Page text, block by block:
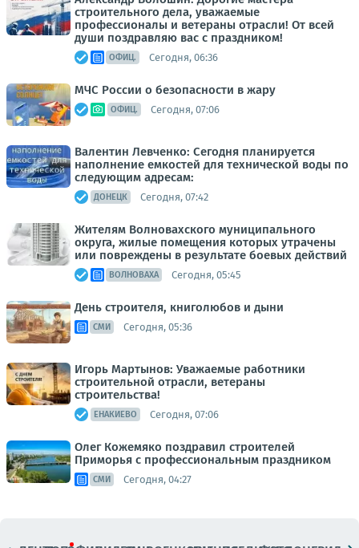
строительного дела, уважаемые
профессионалы и ветераны отрасли! От всей
души поздравляю вас с праздником!
ОФИЦ. Сегодня, 06:36
МЧС России о безопасности в жару
ОФИЦ. Сегодня, 07:06
Валентин Левченко: Сегодня планируется
наполнение емкостей для технической воды по
следующим адресам:
ДОНЕЦК Сегодня, 07:42
Жителям Волновахского муниципального
округа, жилые помещения которых утрачены
или повреждены в результате боевых действий
ВОЛНОВАХА Сегодня, 05:45
День строителя, книголюбов и дыни
СМИ Сегодня, 05:36
Игорь Мартынов: Уважаемые работники
строительной отрасли, ветераны
строительства!
ЕНАКИЕВО Сегодня, 07:06
Олег Кожемяко поздравил строителей
Приморья с профессиональным праздником
СМИ Сегодня, 04:27